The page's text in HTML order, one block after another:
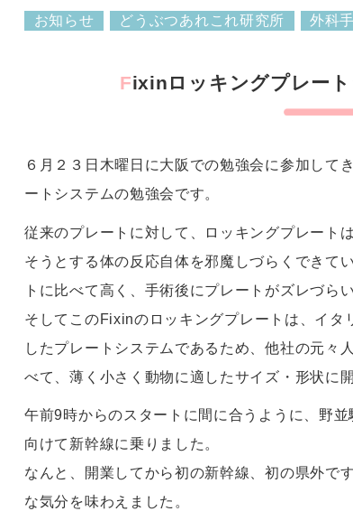
お知らせ どうぶつあれこれ研究所 外科
Fixinロッキングプレー
６月２３日木曜日に大阪での勉強会に参加して
ートシステムの勉強会です。
従来のプレートに対して、ロッキングプレート
そうとする体の反応自体を邪魔しづらくできて
トに比べて高く、手術後にプレートがズレづら
そしてこのFixinのロッキングプレートは、イタ
したプレートシステムであるため、他社の元々
べて、薄く小さく動物に適したサイズ・形状に
午前9時からのスタートに間に合うように、野
向けて新幹線に乗りました。
なんと、開業してから初の新幹線、初の県外で
な気分を味わえました。